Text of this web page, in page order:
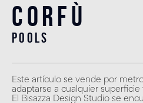
Corfù
pools
Este artículo se vende por
adaptarse a cualquier superficie
El Bisazza Design Studio se